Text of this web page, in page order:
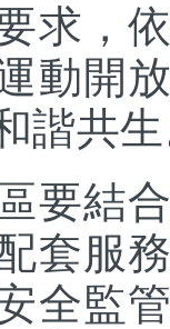
求，
動開
諧共
結合
套服
全監